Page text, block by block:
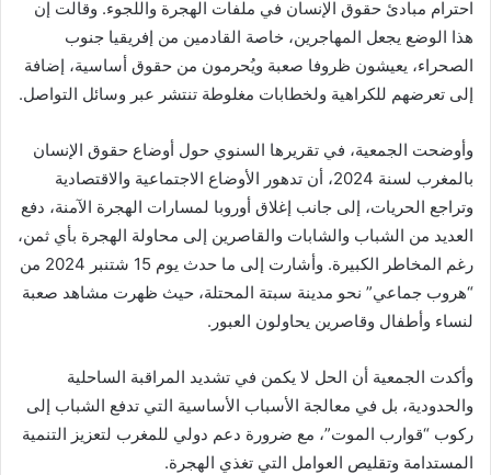
احترام مبادئ حقوق الإنسان في ملفات الهجرة واللجوء. وقالت إن
هذا الوضع يجعل المهاجرين، خاصة القادمين من إفريقيا جنوب
الصحراء، يعيشون ظروفا صعبة ويُحرمون من حقوق أساسية، إضافة
إلى تعرضهم للكراهية ولخطابات مغلوطة تنتشر عبر وسائل التواصل.
وأوضحت الجمعية، في تقريرها السنوي حول أوضاع حقوق الإنسان
بالمغرب لسنة 2024، أن تدهور الأوضاع الاجتماعية والاقتصادية
وتراجع الحريات، إلى جانب إغلاق أوروبا لمسارات الهجرة الآمنة، دفع
العديد من الشباب والشابات والقاصرين إلى محاولة الهجرة بأي ثمن،
رغم المخاطر الكبيرة. وأشارت إلى ما حدث يوم 15 شتنبر 2024 من
“هروب جماعي” نحو مدينة سبتة المحتلة، حيث ظهرت مشاهد صعبة
لنساء وأطفال وقاصرين يحاولون العبور.
وأكدت الجمعية أن الحل لا يكمن في تشديد المراقبة الساحلية
والحدودية، بل في معالجة الأسباب الأساسية التي تدفع الشباب إلى
ركوب “قوارب الموت”، مع ضرورة دعم دولي للمغرب لتعزيز التنمية
المستدامة وتقليص العوامل التي تغذي الهجرة.